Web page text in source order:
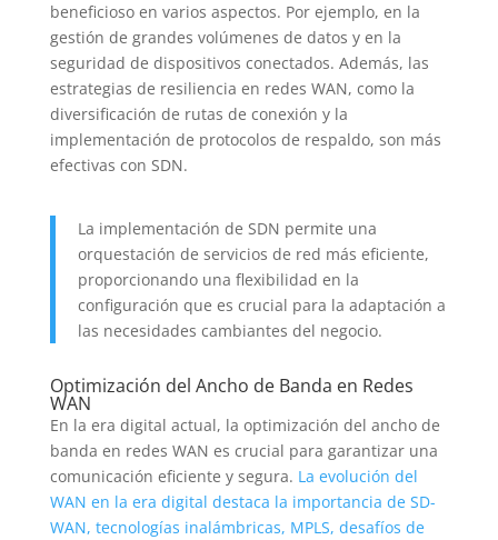
beneficioso en varios aspectos. Por ejemplo, en la
gestión de grandes volúmenes de datos y en la
seguridad de dispositivos conectados. Además, las
estrategias de resiliencia en redes WAN, como la
diversificación de rutas de conexión y la
implementación de protocolos de respaldo, son más
efectivas con SDN.
La implementación de SDN permite una
orquestación de servicios de red más eficiente,
proporcionando una flexibilidad en la
configuración que es crucial para la adaptación a
las necesidades cambiantes del negocio.
Optimización del Ancho de Banda en Redes
WAN
En la era digital actual, la optimización del ancho de
banda en redes WAN es crucial para garantizar una
comunicación eficiente y segura. La evolución del
WAN en la era digital destaca la importancia de SD-
WAN, tecnologías inalámbricas, MPLS, desafíos de